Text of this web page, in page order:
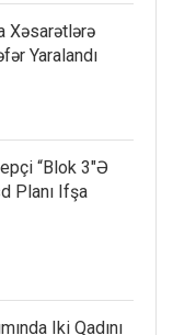
Xəsarətlərə
Yaralandı
“Blok 3″ə
Planı Ifşa
Iki Qadını